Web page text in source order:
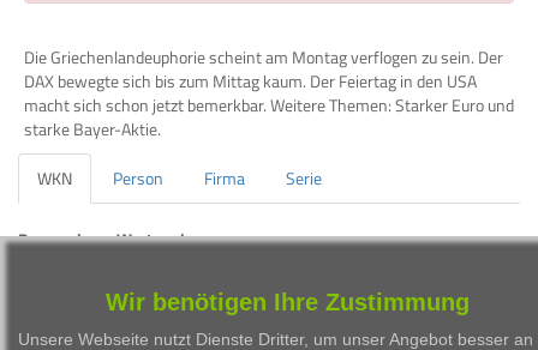
Die Griechenlandeuphorie scheint am Montag verflogen zu sein. Der
DAX bewegte sich bis zum Mittag kaum. Der Feiertag in den USA
macht sich schon jetzt bemerkbar. Weitere Themen: Starker Euro und
starke Bayer-Aktie.
WKN
Person Firma Serie
Besprochene Wertpapiere:
BAY001
BAYER AG
Wir benötigen Ihre Zustimmung
Unsere Webseite nutzt Dienste Dritter, um unser Angebot besser an